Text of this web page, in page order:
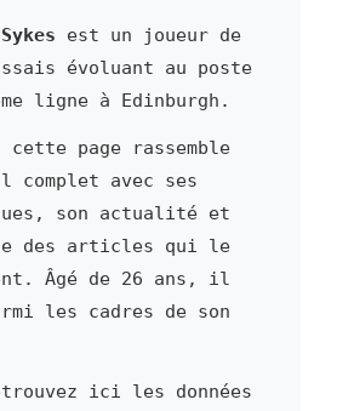
est un joueur de
évoluant au poste
ligne à Edinburgh.
page rassemble
complet avec ses
son actualité et
des articles qui le
Âgé de 26 ans, il
les cadres de son
ici les données